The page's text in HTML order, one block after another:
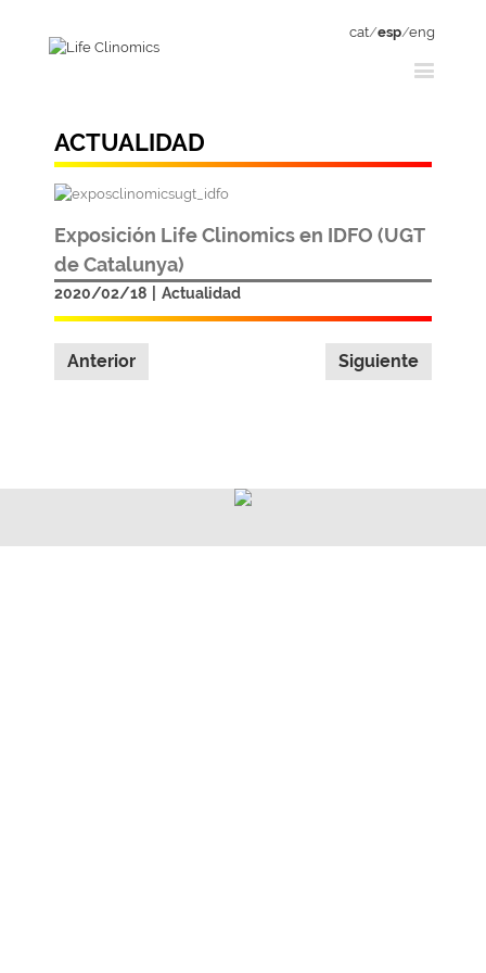
cat/esp/eng
ACTUALIDAD
Exposición Life Clinomics en IDFO (UGT
de Catalunya)
2020/02/18 Actualidad
Anterior Siguiente